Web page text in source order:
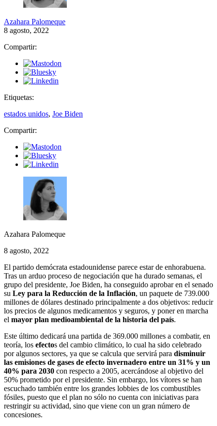
Azahara Palomeque
8 agosto, 2022
Compartir:
Etiquetas:
estados unidos, Joe Biden
Compartir:
Azahara Palomeque
8 agosto, 2022
El partido demócrata estadounidense parece estar de enhorabuena.
Tras un arduo proceso de negociación que ha durado semanas, el
grupo del presidente, Joe Biden, ha conseguido aprobar en el senado
su Ley para la Reducción de la Inflación, un paquete de 739.000
millones de dólares destinado principalmente a dos objetivos: reducir
los precios de algunos medicamentos y seguros, y poner en marcha
el mayor plan medioambiental de la historia del país.
Este último dedicará una partida de 369.000 millones a combatir, en
teoría, los efectos del cambio climático, lo cual ha sido celebrado
por algunos sectores, ya que se calcula que servirá para disminuir
las emisiones de gases de efecto invernadero entre un 31% y un
40% para 2030 con respecto a 2005, acercándose al objetivo del
50% prometido por el presidente. Sin embargo, los vítores se han
escuchado también entre los grandes lobbies de los combustibles
fósiles, puesto que el plan no sólo no cuenta con iniciativas para
restringir su actividad, sino que viene con un gran número de
concesiones.